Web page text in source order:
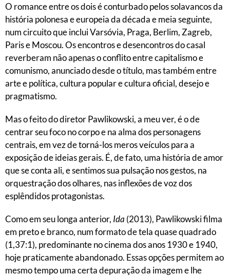
O romance entre os dois é conturbado pelos solavancos da
história polonesa e europeia da década e meia seguinte,
num circuito que inclui Varsóvia, Praga, Berlim, Zagreb,
Paris e Moscou. Os encontros e desencontros do casal
reverberam não apenas o conflito entre capitalismo e
comunismo, anunciado desde o título, mas também entre
arte e política, cultura popular e cultura oficial, desejo e
pragmatismo.
Mas o feito do diretor Pawlikowski, a meu ver, é o de
centrar seu foco no corpo e na alma dos personagens
centrais, em vez de torná-los meros veículos para a
exposição de ideias gerais. É, de fato, uma história de amor
que se conta ali, e sentimos sua pulsação nos gestos, na
orquestração dos olhares, nas inflexões de voz dos
esplêndidos protagonistas.
Como em seu longa anterior, Ida (2013), Pawlikowski filma
em preto e branco, num formato de tela quase quadrado
(1,37:1), predominante no cinema dos anos 1930 e 1940,
hoje praticamente abandonado. Essas opções permitem ao
mesmo tempo uma certa depuração da imagem e lhe